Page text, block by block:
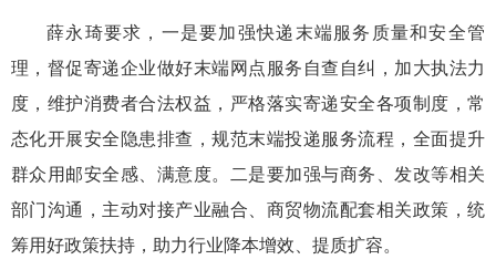
薛永琦要求，一是要加强快递末端服务质量和安全管
理，督促寄递企业做好末端网点服务自查自纠，加大执法力
度，维护消费者合法权益，严格落实寄递安全各项制度，常
态化开展安全隐患排查，规范末端投递服务流程，全面提升
群众用邮安全感、满意度。二是要加强与商务、发改等相关
部门沟通，主动对接产业融合、商贸物流配套相关政策，统
筹用好政策扶持，助力行业降本增效、提质扩容。